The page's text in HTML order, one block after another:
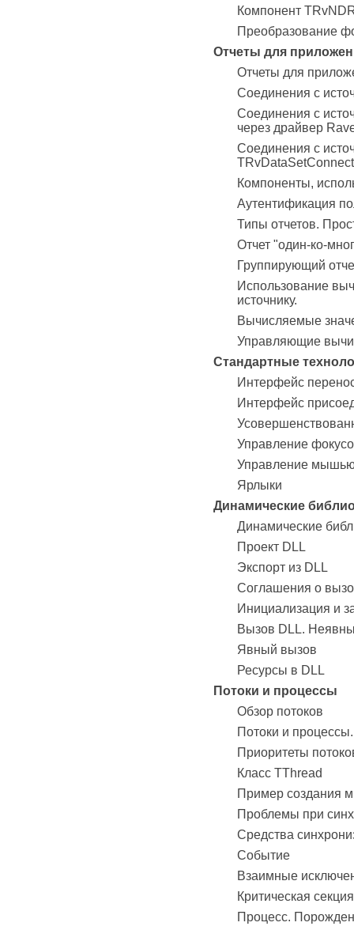
Компонент
Преобразование
Отчеты для
Отчеты для
Соединения с
Соединения с
через драйвер
Соединения с
Компоненты,
Аутентификация
Типы отчетов.
Отчет "один-ко-
Группирующий
Использование
источнику.
Вычисляемые
Управляющие
Стандартные
Интерфейс
Интерфейс
Управление
Управление
Ярлыки
Динамические
Динамические
Проект DLL
Экспорт из DLL
Соглашения о
Инициализация и
Вызов DLL.
Явный вызов
Ресурсы в DLL
Потоки и процессы
Обзор потоков
Потоки и
Приоритеты
Класс TThread
Пример создания
Проблемы при
Средства
Событие
Взаимные
Критическая секция
Процесс.